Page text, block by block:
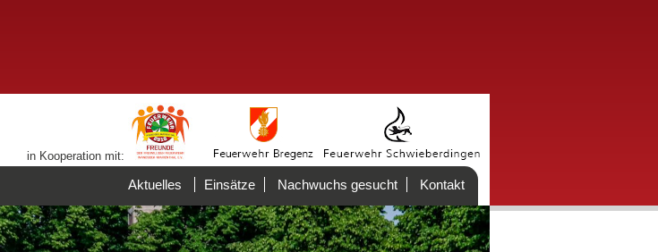
in Kooperation mit:
Aktuelles Einsätze Nachwuchs gesucht Kontakt